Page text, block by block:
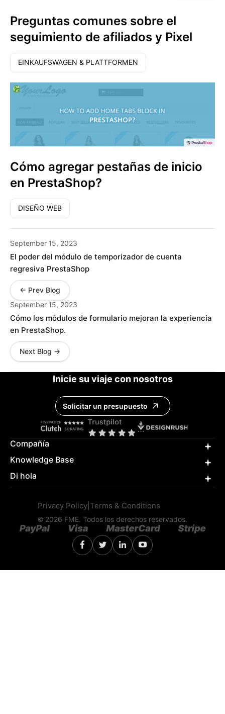
Preguntas comunes sobre el
seguimiento de afiliados y Pixel
EINKAUFSWAGEN & PLATTFORMEN
Cómo agregar pestañas de inicio
en PrestaShop?
DISEÑO WEB
September 15, 2023
El poder del módulo de temporizador de cuenta
regresiva PrestaShop
← Prev Blog
September 15, 2023
Cómo los módulos de formulario mejoran la experiencia
en PrestaShop.
Next Blog →
Inicie su viaje con nosotros
Solicitar un presupuesto
Compañía
Knowledge Base
Di hola
Privacy Policy Terms & Conditions
© 2026 FME. Todos los derechos reservados.